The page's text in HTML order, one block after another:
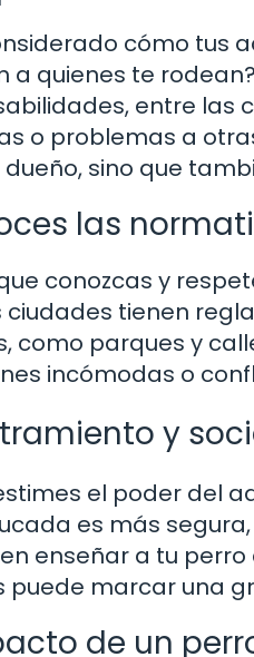
cómo tus
a quienes te
entre las
o problemas a
dueño, sino que
las
conozcas y
ciudades tienen
como parques y
incómodas o
y
el poder del
es más
enseñar a tu
puede marcar una
de un